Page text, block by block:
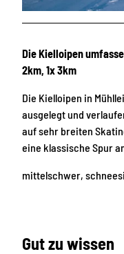
Die Kielloipen
2km, 1x 3km
Die Kielloipen in
ausgelegt und
auf sehr breiten
eine klassische Spur
mittelschwer,
Gut zu wissen